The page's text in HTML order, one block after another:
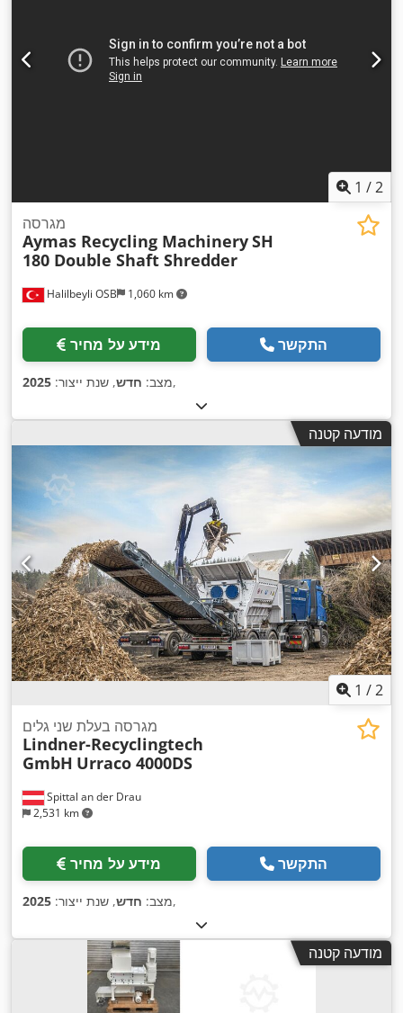
1 /2
Halilbeyli OSB 1,060 km
מגרסה
Aymas Recycling MachinerySH
180 Double Shaft Shredder
מידע על מחיר התקשר
מצב: חדש, שנת ייצור: 2025 ,
מודעה קטנה
1 /2
Spittal an der Drau
2,531 km
מגרסה בעלת שני גלים
Lindner-Recyclingtech
GmbH Urraco 4000DS
מידע על מחיר התקשר
מצב: חדש, שנת ייצור: 2025 ,
מודעה קטנה